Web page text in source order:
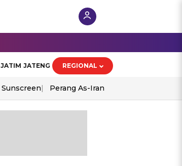
JATIM JATENG REGIONAL
Sunscreen Perang As-Iran